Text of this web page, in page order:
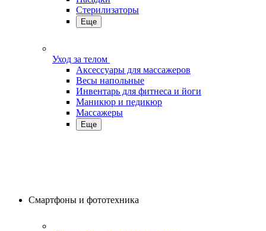
Стерилизаторы
Еще
Уход за телом
Аксессуары для массажеров
Весы напольные
Инвентарь для фитнеса и йоги
Маникюр и педикюр
Массажеры
Еще
Смартфоны и фототехника